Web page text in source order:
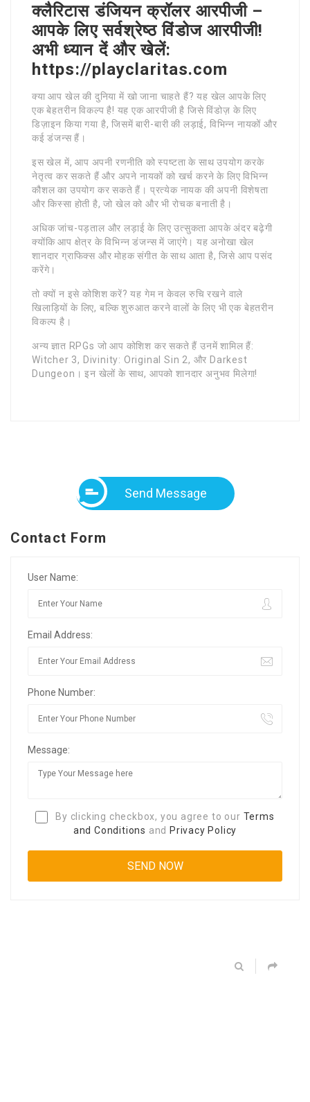
क्लैरिटास डंजियन क्रॉलर आरपीजी –
आपके लिए सर्वश्रेष्ठ विंडोज आरपीजी!
अभी ध्यान दें और खेलें:
https://playclaritas.com
क्या आप खेल की दुनिया में खो जाना चाहते हैं? यह खेल आपके लिए
एक बेहतरीन विकल्प है! यह एक आरपीजी है जिसे विंडोज़ के लिए
डिज़ाइन किया गया है, जिसमें बारी-बारी की लड़ाई, विभिन्न नायकों और
कई डंजन्स हैं।
इस खेल में, आप अपनी रणनीति को स्पष्टता के साथ उपयोग करके
नेतृत्व कर सकते हैं और अपने नायकों को खर्च करने के लिए विभिन्न
कौशल का उपयोग कर सकते हैं। प्रत्येक नायक की अपनी विशेषता
और किस्सा होती है, जो खेल को और भी रोचक बनाती है।
अधिक जांच-पड़ताल और लड़ाई के लिए उत्सुकता आपके अंदर बढ़ेगी
क्योंकि आप क्षेत्र के विभिन्न डंजन्स में जाएंगे। यह अनोखा खेल
शानदार ग्राफिक्स और मोहक संगीत के साथ आता है, जिसे आप पसंद
करेंगे।
तो क्यों न इसे कोशिश करें? यह गेम न केवल रुचि रखने वाले
खिलाड़ियों के लिए, बल्कि शुरुआत करने वालों के लिए भी एक बेहतरीन
विकल्प है।
अन्य ज्ञात RPGs जो आप कोशिश कर सकते हैं उनमें शामिल हैं:
Witcher 3, Divinity: Original Sin 2, और Darkest
Dungeon। इन खेलों के साथ, आपको शानदार अनुभव मिलेगा!
Send Message
Contact Form
User Name:
Email Address:
Phone Number:
Message:
By clicking checkbox, you agree to our Terms
and Conditions and Privacy Policy